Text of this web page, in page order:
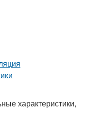
характеристики,